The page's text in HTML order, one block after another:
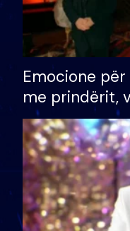
Emocione
me prindërit,
divorci apo jo?